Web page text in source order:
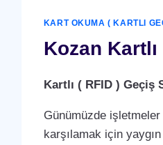
KART OKUMA ( KARTLI
Kozan
Kartlı ( RFID )
Günümüzde
karşılamak için